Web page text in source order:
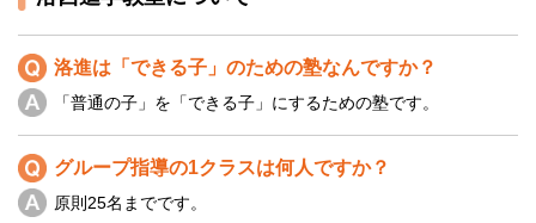
洛進は「できる子」のための塾なんですか？
「普通の子」を「できる子」にするための塾です。
グループ指導の1クラスは何人ですか？
原則25名までです。